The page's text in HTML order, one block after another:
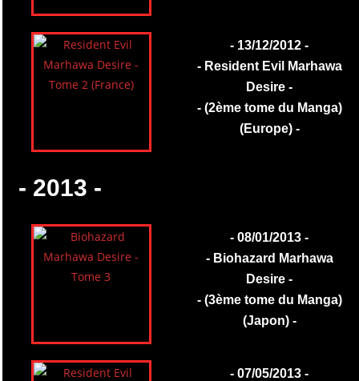
- 13/12/2012 -
- Resident Evil Marhawa
Desire -
- (2ème tome du Manga)
(Europe) -
- 2013 -
- 08/01/2013 -
- Biohazard Marhawa
Desire -
- (3ème tome du Manga)
(Japon) -
- 07/05/2013 -